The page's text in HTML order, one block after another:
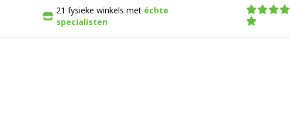
21 fysieke winkels met échte
specialisten